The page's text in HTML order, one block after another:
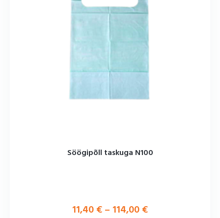
Söögipõll taskuga N100
11,40€– 114,00€